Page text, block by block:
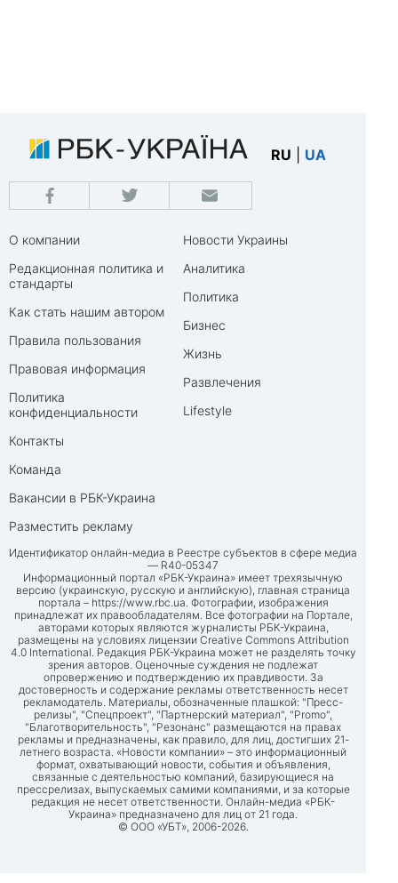
RU UA
О компании
Редакционная политика и
стандарты
Как стать нашим автором
Правила пользования
Правовая информация
Политика
конфиденциальности
Контакты
Команда
Вакансии в РБК-Украина
Разместить рекламу
Новости Украины
Аналитика
Политика
Бизнес
Жизнь
Развлечения
Lifestyle
Идентификатор онлайн-медиа в Реестре субъектов в сфере медиа
— R40-05347
Информационный портал «РБК-Украина» имеет трехязычную
версию (украинскую, русскую и английскую), главная страница
портала – https://www.rbc.ua. Фотографии, изображения
принадлежат их правообладателям. Все фотографии на Портале,
авторами которых являются журналисты РБК-Украина,
размещены на условиях лицензии Creative Commons Attribution
4.0 International. Редакция РБК-Украина может не разделять точку
зрения авторов. Оценочные суждения не подлежат
опровержению и подтверждению их правдивости. За
достоверность и содержание рекламы ответственность несет
рекламодатель. Материалы, обозначенные плашкой: "Пресс-
релизы", "Спецпроект", "Партнерский материал", "Promo",
"Благотворительность", "Резонанс" размещаются на правах
рекламы и предназначены, как правило, для лиц, достигших 21-
летнего возраста. «Новости компании» – это информационный
формат, охватывающий новости, события и объявления,
связанные с деятельностью компаний, базирующиеся на
прессрелизах, выпускаемых самими компаниями, и за которые
редакция не несет ответственности. Онлайн-медиа «РБК-
Украина» предназначено для лиц от 21 года.
© ООО «УБТ», 2006-2026.